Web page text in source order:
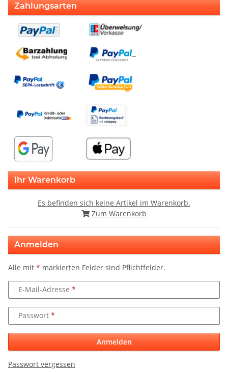
Zahlungsarten
Ihr Warenkorb
Es befinden sich keine Artikel im Warenkorb.
Zum Warenkorb
Anmelden
Alle mit * markierten Felder sind Pflichtfelder.
E-Mail-Adresse
Passwort
Anmelden
Passwort vergessen